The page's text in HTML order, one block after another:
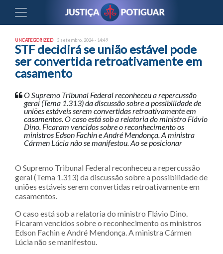
UNCATEGORIZED| 3 setembro, 2024 - 14:49
STF decidirá se união estável pode
ser convertida retroativamente em
casamento
O Supremo Tribunal Federal reconheceu a repercussão
geral (Tema 1.313) da discussão sobre a possibilidade de
uniões estáveis serem convertidas retroativamente em
casamentos. O caso está sob a relatoria do ministro Flávio
Dino. Ficaram vencidos sobre o reconhecimento os
ministros Edson Fachin e André Mendonça. A ministra
Cármen Lúcia não se manifestou. Ao se posicionar
O Supremo Tribunal Federal reconheceu a repercussão
geral (Tema 1.313) da discussão sobre a possibilidade de
uniões estáveis serem convertidas retroativamente em
casamentos.
O caso está sob a relatoria do ministro Flávio Dino.
Ficaram vencidos sobre o reconhecimento os ministros
Edson Fachin e André Mendonça. A ministra Cármen
Lúcia não se manifestou.